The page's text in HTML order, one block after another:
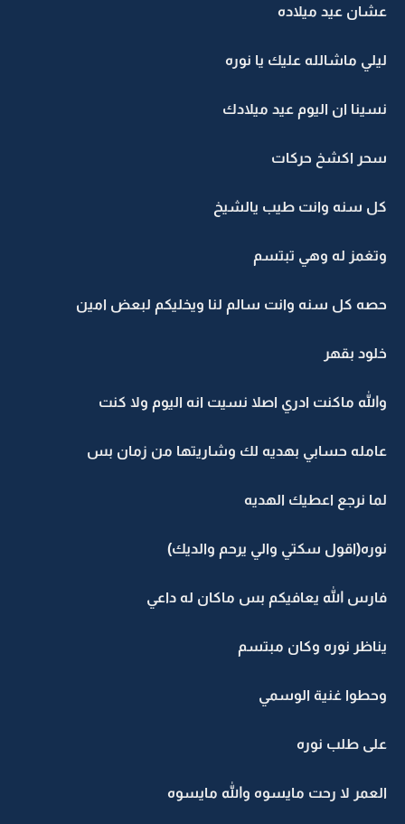
عشان عيد ميلاده
ليلي ماشالله عليك يا نوره
نسينا ان اليوم عيد ميلادك
سحر اكشخ حركات
كل سنه وانت طيب يالشيخ
وتغمز له وهي تبتسم
حصه كل سنه وانت سالم لنا ويخليكم لبعض امين
خلود بقهر
والله ماكنت ادري اصلا نسيت انه اليوم ولا كنت
عامله حسابي بهديه لك وشاريتها من زمان بس
لما نرجع اعطيك الهديه
نوره(اقول سكتي والي يرحم والديك)
فارس الله يعافيكم بس ماكان له داعي
يناظر نوره وكان مبتسم
وحطوا غنية الوسمي
على طلب نوره
العمر لا رحت مايسوه والله مايسوه